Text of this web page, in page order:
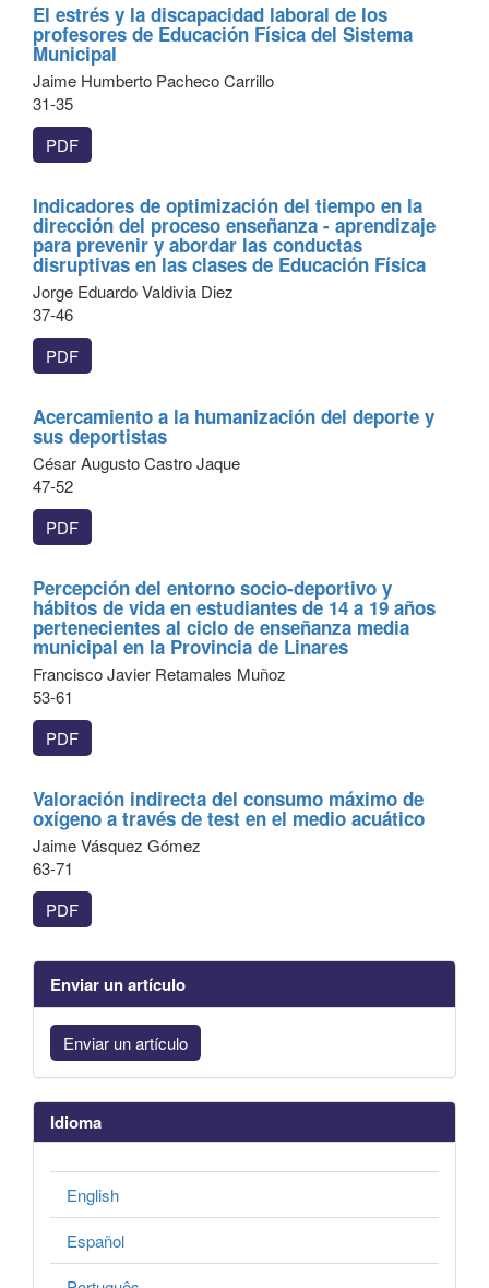
El estrés y la discapacidad laboral de los
profesores de Educación Física del Sistema
Municipal
Jaime Humberto Pacheco Carrillo
31-35
PDF
Indicadores de optimización del tiempo en la
dirección del proceso enseñanza - aprendizaje
para prevenir y abordar las conductas
disruptivas en las clases de Educación Física
Jorge Eduardo Valdivia Diez
37-46
PDF
Acercamiento a la humanización del deporte y
sus deportistas
César Augusto Castro Jaque
47-52
PDF
Percepción del entorno socio-deportivo y
hábitos de vida en estudiantes de 14 a 19 años
pertenecientes al ciclo de enseñanza media
municipal en la Provincia de Linares
Francisco Javier Retamales Muñoz
53-61
PDF
Valoración indirecta del consumo máximo de
oxígeno a través de test en el medio acuático
Jaime Vásquez Gómez
63-71
PDF
Enviar un artículo
Enviar un artículo
Idioma
English
Español